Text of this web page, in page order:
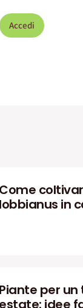
Accedi
Come
lobbianus in
Piante per